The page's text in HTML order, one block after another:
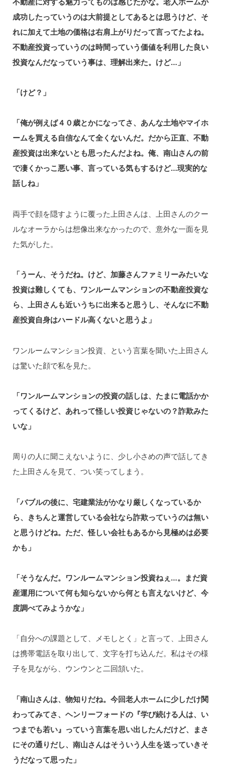
成功したっていうのは大前提としてあるとは思うけど、そ
れに加えて土地の価格は右肩上がりだって言ってたよね。
不動産投資っていうのは時間っていう価値を利用した良い
投資なんだなっていう事は、理解出来た。けど…」
「けど？」
「俺が例えば４０歳とかになってさ、あんな土地やマイホ
ームを買える自信なんて全くないんだ。だから正直、不動
産投資は出来ないとも思ったんだよね。俺、南山さんの前
で凄くかっこ悪い事、言っている気もするけど…現実的な
話しね」
両手で顔を隠すように覆った上田さんは、上田さんのクー
ルなオーラからは想像出来なかったので、意外な一面を見
た気がした。
「うーん、そうだね。けど、加藤さんファミリーみたいな
投資は難しくても、ワンルームマンションの不動産投資な
ら、上田さんも近いうちに出来ると思うし、そんなに不動
産投資自身はハードル高くないと思うよ」
ワンルームマンション投資、という言葉を聞いた上田さん
は驚いた顔で私を見た。
「ワンルームマンションの投資の話しは、たまに電話かか
ってくるけど、あれって怪しい投資じゃないの？詐欺みた
いな」
周りの人に聞こえないように、少し小さめの声で話してき
た上田さんを見て、つい笑ってしまう。
「バブルの後に、宅建業法がかなり厳しくなっているか
ら、きちんと運営している会社なら詐欺っていうのは無い
と思うけどね。ただ、怪しい会社もあるから見極めは必要
かも」
「そうなんだ。ワンルームマンション投資ねぇ…。まだ資
産運用について何も知らないから何とも言えないけど、今
度調べてみようかな」
「自分への課題として、メモしとく」と言って、上田さん
は携帯電話を取り出して、文字を打ち込んだ。私はその様
子を見ながら、ウンウンと二回頷いた。
「南山さんは、物知りだね。今回老人ホームに少しだけ関
わってみてさ、ヘンリーフォードの『学び続ける人は、い
つまでも若い』っていう言葉を思い出したんだけど、まさ
にその通りだし、南山さんはそういう人生を送っていきそ
うだなって思った」